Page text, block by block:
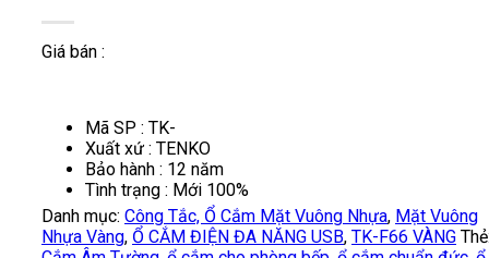
Giá bán :
Mã SP : TK-
Xuất xứ : TENKO
Bảo hành : 12 năm
Tình trạng : Mới 100%
Danh mục: Công Tắc, Ổ Cắm Mặt Vuông Nhựa, Mặt Vuông
Nhựa Vàng, Ổ CẮM ĐIỆN ĐA NĂNG USB, TK-F66 VÀNG